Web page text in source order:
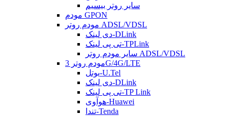
سایر روتر بیسیم
مودم GPON
مودم روتر ADSL/VDSL
دی لینک-DLink
تی پی لینک-TPLink
سایر مودم روتر ADSL/VDSL
مودم روتر 3G/4G/LTE
یوتل-U.Tel
دی لینک-DLink
تی پی لینک-TP Link
هوآوی-Huawei
تندا-Tenda